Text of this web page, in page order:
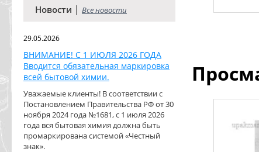
Новости | Все новости
29.05.2026
ВНИМАНИЕ! С 1 ИЮЛЯ 2026 ГОДА
Вводится обязательная маркировка
всей бытовой химии.
Уважаемые клиенты! В соответствии с
Постановлением Правительства РФ от 30
ноября 2024 года №1681, с 1 июля 2026
года вся бытовая химия должна быть
промаркирована системой «Честный
знак».